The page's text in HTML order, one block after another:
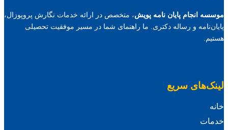
موسسه انجام پایان نامه پویش، متخصص در ارائه خدمات نگارش پروپوزال،
پایان‌نامه و رساله دکتری. ما راهنمای شما در مسیر موفقیت تحصیلی
هستیم.
لینک‌های سریع
خانه
خدمات